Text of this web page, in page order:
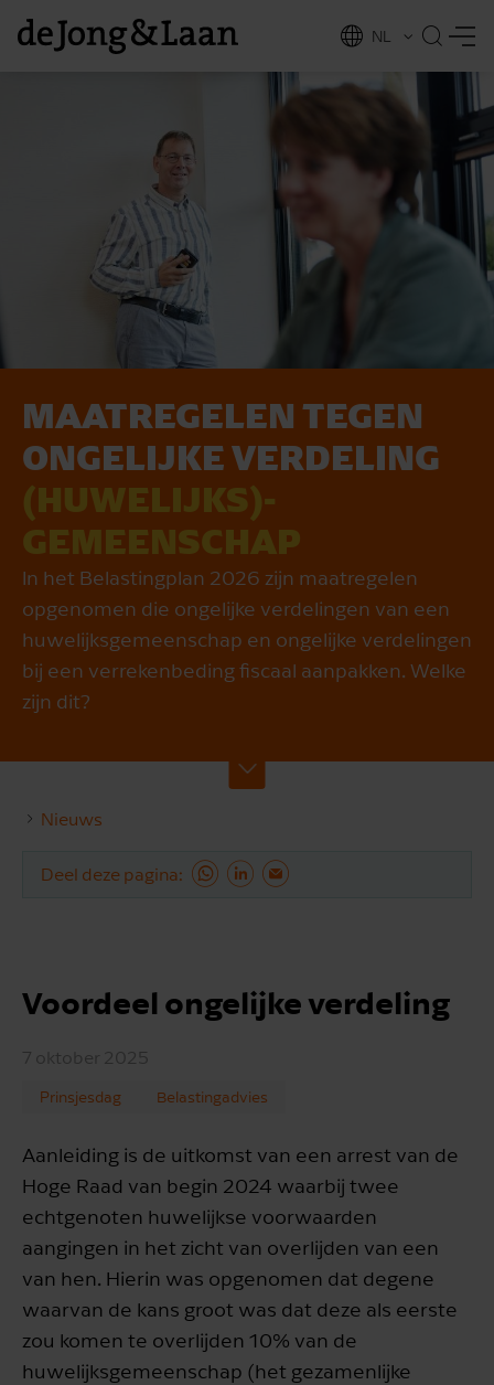
NL
MAATREGELEN TEGEN
ONGELIJKE VERDELING
(HUWELIJKS)­
GEMEENSCHAP
In het Belastingplan 2026 zijn maatregelen
opgenomen die ongelijke verdelingen van een
huwelijksgemeenschap en ongelijke verdelingen
bij een verrekenbeding fiscaal aanpakken. Welke
zijn dit?
Nieuws
Deel deze pagina
Voordeel ongelijke verdeling
7 oktober 2025
Prinsjesdag Belastingadvies
Aanleiding is de uitkomst van een arrest van de
Hoge Raad van begin 2024 waarbij twee
echtgenoten huwelijkse voorwaarden
aangingen in het zicht van overlijden van een
van hen. Hierin was opgenomen dat degene
waarvan de kans groot was dat deze als eerste
zou komen te overlijden 10% van de
huwelijksgemeenschap (het gezamenlijke